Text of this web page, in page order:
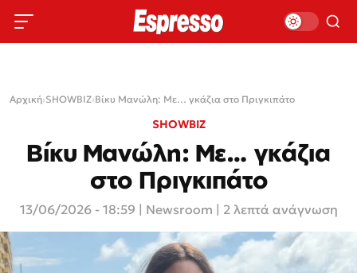
Αρχική›SHOWBIZ›Βίκυ Μανώλη: Με… γκάζια στο Πριγκιπάτο
SHOWBIZ
Βίκυ Μανώλη: Με… γκάζια
στο Πριγκιπάτο
13/06/2026 - 18:59 Newsroom | 2 λεπτά ανάγνωση